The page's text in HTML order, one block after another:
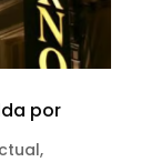
por
,